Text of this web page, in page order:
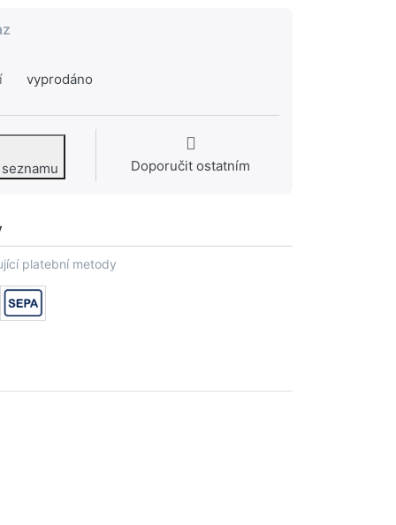
vyprodáno
Doporučit ostatním
platební metody